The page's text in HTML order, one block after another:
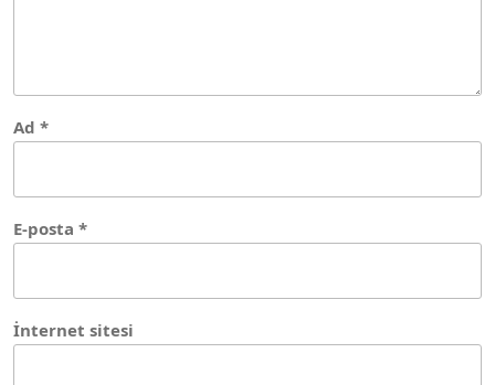
Ad *
E-posta *
İnternet sitesi